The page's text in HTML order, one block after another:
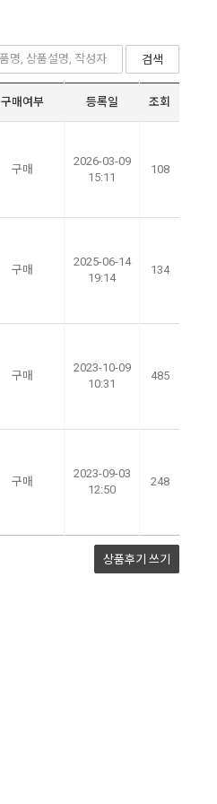
검색
구매여부 등록일 조회
구매
2026-03-09
15:11
108
구매
2025-06-14
19:14
134
구매
2023-10-09
10:31
485
구매
2023-09-03
12:50
248
상품후기 쓰기